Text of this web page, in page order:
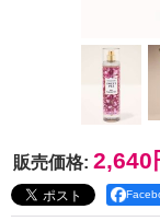
販売価格: 2,640